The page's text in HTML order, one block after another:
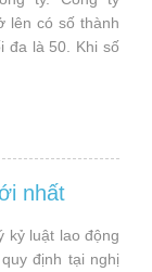
lên có số thành
đa là 50. Khi số
nhất
kỷ luật lao động
định tại nghị